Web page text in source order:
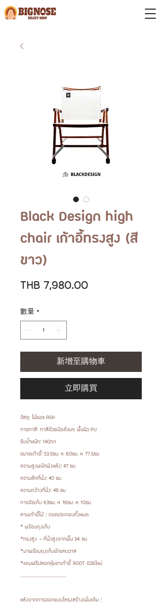
Black Design high
chair เก้าอี้ทรงสูง (สี
ขาว)
THB 7,980.00價
數量 *
新增至購物車
立即購買
วัสดุ: ไม้แอช ASH
การทาสี: ทาสีด้วยมือล้วนๆ พื้นผิว PU
รับน้ำหนัก: 140กก
ขนาดเก้าอี้: 53.5ซม. x 60ซม. x 77.5ซม
ความสูงพนักพิงหลัง: 47 ซม
ความลึกที่นั่ง: 40 ซม
ความกว้างที่นั่ง: 49 ซม
การจัดเก็บ 63ซม. x 16ซม. x 10ซม
คานเก้าอี้ไม้ : ถอดประกอบทั้งหมด
* พร้อมถุงเก็บ
*ทรงสูง ~ ที่นั่งสูงจากพื้น 34 ซม
*มาพร้อมถุงเก็บผ้าแคนวาส
*แถมฟรีปลอกหุ้มขาเก้าอี้ ROOT 026ใหม่
………………………………………
หลังจากการออกแบบโครงสร้างเพิ่มเติม :